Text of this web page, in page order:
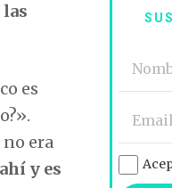
es
era
y es